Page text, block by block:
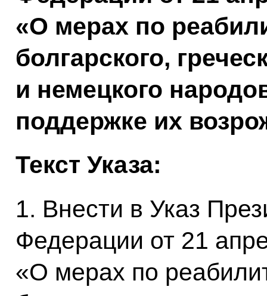
«О мерах по
болгарского,
и немецкого
поддержке их
Текст Указа:
1. Внести в Указ
Федерации от 21
«О мерах по